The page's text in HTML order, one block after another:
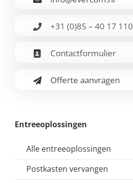
+31 (0)85 – 40 17 110
Contactformulier
Offerte aanvragen
Entreeoplossingen
Alle entreeoplossingen
Postkasten vervangen